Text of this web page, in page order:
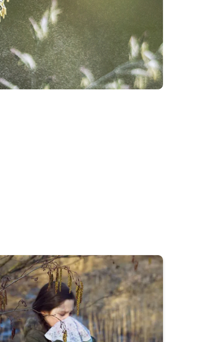
ziedputekšņu prognozi. Aktīvs dzīvesveids. . .